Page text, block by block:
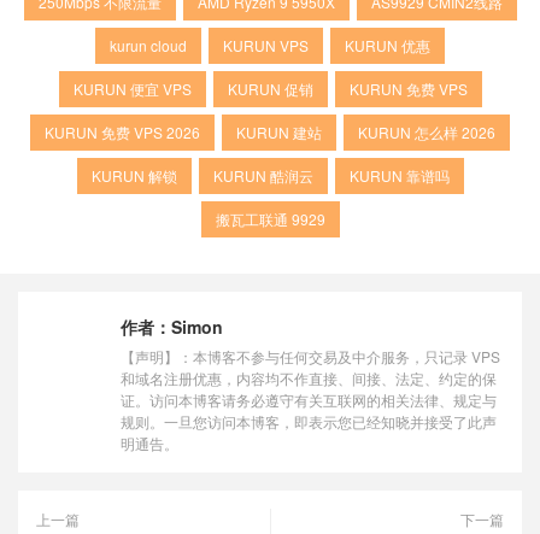
kurun cloud KURUN VPS KURUN 优惠
KURUN 便宜 VPS KURUN 促销 KURUN 免费 VPS
KURUN 免费 VPS 2026 KURUN 建站 KURUN 怎么样 2026
KURUN 解锁 KURUN 酷润云 KURUN 靠谱吗
搬瓦工联通 9929
作者： Simon
【声明】：本博客不参与任何交易及中介服务，只记录 VPS
和域名注册优惠，内容均不作直接、间接、法定、约定的保
证。访问本博客请务必遵守有关互联网的相关法律、规定与
规则。一旦您访问本博客，即表示您已经知晓并接受了此声
明通告。
上一篇
下一篇